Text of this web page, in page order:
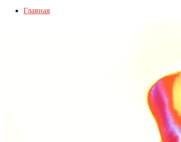
Главная